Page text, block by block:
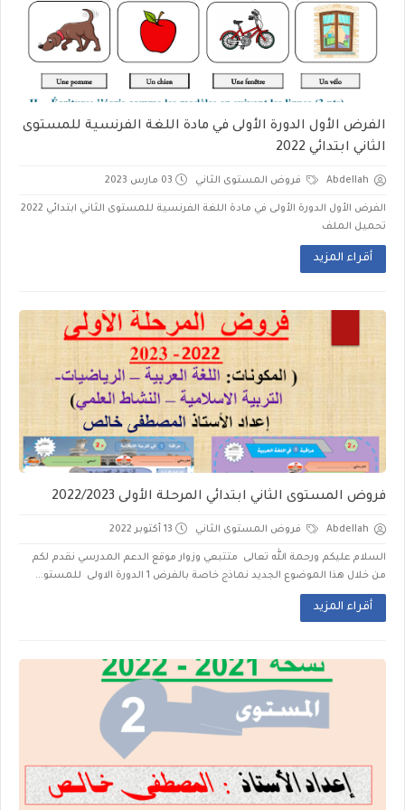
الفرض الأول الدورة الأولى في مادة اللغة الفرنسية للمستوى
الثاني ابتدائي 2022
Abdellah فروض المستوى الثاني 03 مارس 2023
الفرض الأول الدورة الأولى في مادة اللغة الفرنسية للمستوى الثاني ابتدائي 2022
تحميل الملف
أقراء المزيد
فروض المستوى الثاني ابتدائي المرحلة الأولى 2022/2023
Abdellah فروض المستوى الثاني 13 أكتوبر 2022
السلام عليكم ورحمة الله تعالى متتبعي وزوار موقع الدعم المدرسي نقدم لكم
من خلال هذا الموضوع الجديد نماذج خاصة بالفرض 1 الدورة الاولى للمستو...
أقراء المزيد